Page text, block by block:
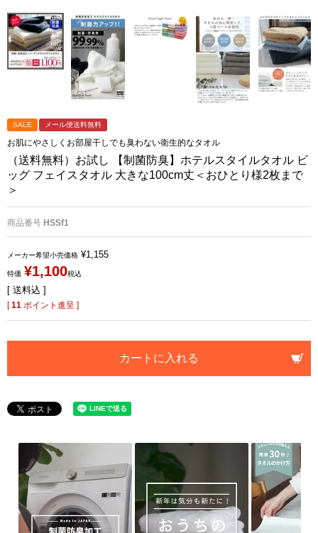
SALE メール便送料無料
お肌にやさしくお部屋干しでも臭わない衛生的なタオル
（送料無料）お試し 【制菌防臭】ホテルスタイルタオル ビ
ッグ フェイスタオル 大きな100cm丈＜おひとり様2枚まで
＞
商品番号 HSSf1
メーカー希望小売価格 ¥1,155
特価 ¥1,100税込
送料込
[11 ポイント進呈 ]
カートに入れる